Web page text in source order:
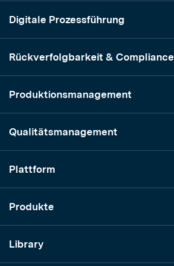
Digitale Prozessführung
Rückverfolgbarkeit & Compliance
Produktionsmanagement
Qualitätsmanagement
Plattform
Produkte
Library